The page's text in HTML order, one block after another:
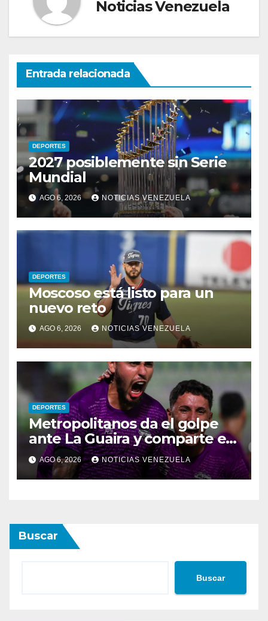
Noticias Venezuela
Entrada relacionada
DEPORTES
2027 posiblemente sin Serie
Mundial
AGO 6, 2026 NOTICIAS VENEZUELA
DEPORTES
Moscoso está listo para un
nuevo reto
AGO 6, 2026 NOTICIAS VENEZUELA
DEPORTES
Metropolitanos da el golpe
ante La Guaira y comparte el
liderato
AGO 6, 2026 NOTICIAS VENEZUELA
Buscar
Buscar